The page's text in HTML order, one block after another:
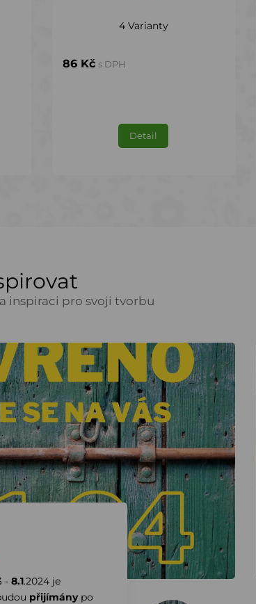
4 Varianty
86 Kč s DPH
Detail
inspiraci pro svoji tvorbu
- 8.1.2024 je
přijímánypo